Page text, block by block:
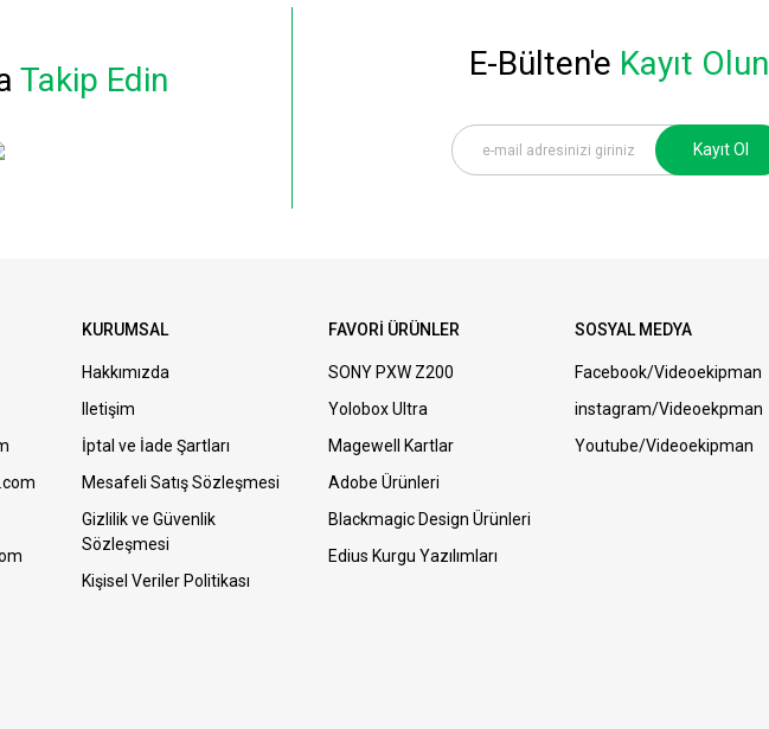
Takip Edin E-Bülten'e Kayıt Olun
Kayıt Ol
KURUMSAL
Hakkımızda
Iletişim
İptal ve İade Şartları
Mesafeli Satış Sözleşmesi
Gizlilik ve Güvenlik
Sözleşmesi
Kişisel Veriler Politikası
FAVORİ ÜRÜNLER
SONY PXW Z200
Yolobox Ultra
Magewell Kartlar
Adobe Ürünleri
Blackmagic Design Ürünleri
Edius Kurgu Yazılımları
SOSYAL MEDYA
Facebook/Videoekipman
instagram/Videoekpman
Youtube/Videoekipman